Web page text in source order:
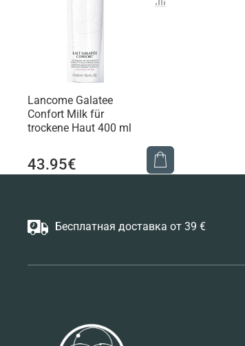
Lancome Galatee
Confort Milk für
trockene Haut 400 ml
43.95€
Бесплатная доставка от 39 €